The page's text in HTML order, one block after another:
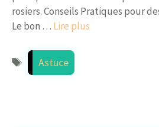
rosiers. Conseils Pratiques pour
Le bon … Lire plus
Étiquettes
Astuce